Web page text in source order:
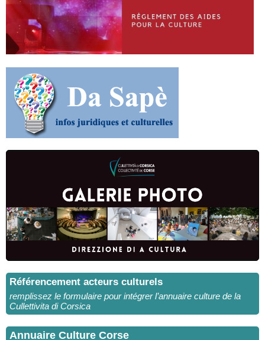
Référencement acteurs culturels
remplissez le formulaire pour intégrer l’annuaire culture de la
Cullettivita di Corsica
Annuaire Culture Corse